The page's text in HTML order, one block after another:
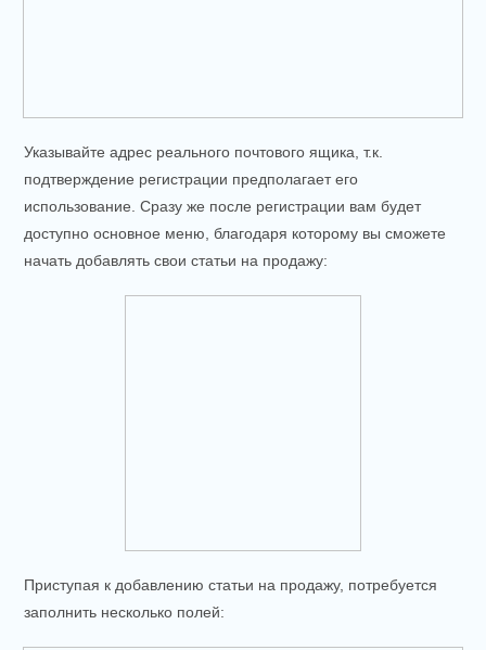
Указывайте адрес реального почтового ящика, т.к.
подтверждение регистрации предполагает его
использование. Сразу же после регистрации вам будет
доступно основное меню, благодаря которому вы сможете
начать добавлять свои статьи на продажу:
Приступая к добавлению статьи на продажу, потребуется
заполнить несколько полей: